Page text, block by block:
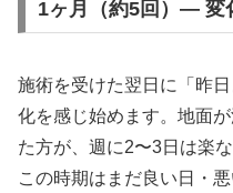
1ヶ月（約5回）— 変
施術を受けた翌日に「昨
化を感じ始めます。地面
た方が、週に2〜3日は楽
この時期はまだ良い日・